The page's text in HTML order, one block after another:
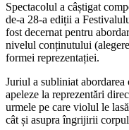
Spectacolul a câștigat
de-a 28-a ediții a
fost decernat pentru
nivelul conținutului
formei reprezentației.
Juriul a subliniat
apeleze la reprezentări
urmele pe care violul le
cât și asupra îngrijirii